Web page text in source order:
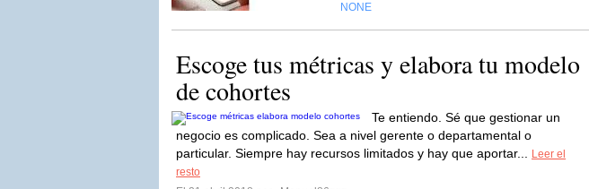
NONE
Escoge tus métricas y elabora tu modelo
de cohortes
Te entiendo. Sé que gestionar un
negocio es complicado. Sea a nivel gerente o departamental o
particular. Siempre hay recursos limitados y hay que aportar...
Leer el
resto